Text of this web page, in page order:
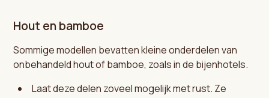
Hout en bamboe
Sommige modellen bevatten kleine onderdelen van
onbehandeld hout of bamboe, zoals in de bijenhotels.
Laat deze delen zoveel mogelijk met rust. Ze